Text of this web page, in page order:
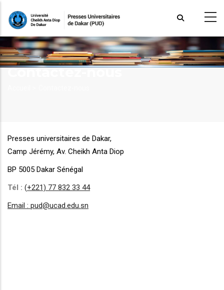
contenu
principal
Contactez-nous
Presses universitaires de Dakar,
Camp Jérémy, Av. Cheikh Anta Diop
BP 5005 Dakar Sénégal
Tél : (+221) 77 832 33 44
Email : pud@ucad.edu.sn